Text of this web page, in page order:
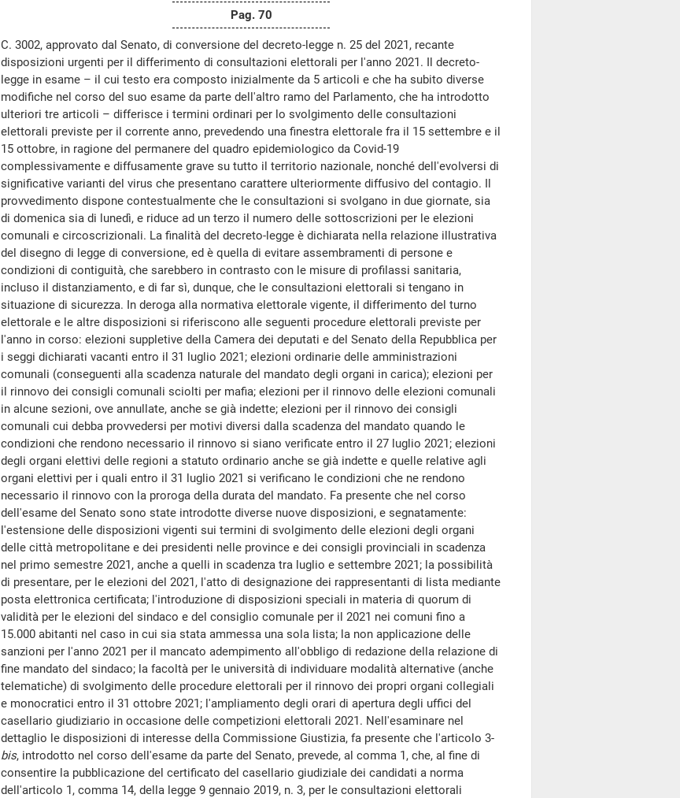
Pag. 70
C. 3002, approvato dal Senato, di conversione del decreto-legge n. 25 del 2021, recante
disposizioni urgenti per il differimento di consultazioni elettorali per l'anno 2021. Il decreto-
legge in esame – il cui testo era composto inizialmente da 5 articoli e che ha subito diverse
modifiche nel corso del suo esame da parte dell'altro ramo del Parlamento, che ha introdotto
ulteriori tre articoli – differisce i termini ordinari per lo svolgimento delle consultazioni
elettorali previste per il corrente anno, prevedendo una finestra elettorale fra il 15 settembre e il
15 ottobre, in ragione del permanere del quadro epidemiologico da Covid-19
complessivamente e diffusamente grave su tutto il territorio nazionale, nonché dell'evolversi di
significative varianti del virus che presentano carattere ulteriormente diffusivo del contagio. Il
provvedimento dispone contestualmente che le consultazioni si svolgano in due giornate, sia
di domenica sia di lunedì, e riduce ad un terzo il numero delle sottoscrizioni per le elezioni
comunali e circoscrizionali. La finalità del decreto-legge è dichiarata nella relazione illustrativa
del disegno di legge di conversione, ed è quella di evitare assembramenti di persone e
condizioni di contiguità, che sarebbero in contrasto con le misure di profilassi sanitaria,
incluso il distanziamento, e di far sì, dunque, che le consultazioni elettorali si tengano in
situazione di sicurezza. In deroga alla normativa elettorale vigente, il differimento del turno
elettorale e le altre disposizioni si riferiscono alle seguenti procedure elettorali previste per
l'anno in corso: elezioni suppletive della Camera dei deputati e del Senato della Repubblica per
i seggi dichiarati vacanti entro il 31 luglio 2021; elezioni ordinarie delle amministrazioni
comunali (conseguenti alla scadenza naturale del mandato degli organi in carica); elezioni per
il rinnovo dei consigli comunali sciolti per mafia; elezioni per il rinnovo delle elezioni comunali
in alcune sezioni, ove annullate, anche se già indette; elezioni per il rinnovo dei consigli
comunali cui debba provvedersi per motivi diversi dalla scadenza del mandato quando le
condizioni che rendono necessario il rinnovo si siano verificate entro il 27 luglio 2021; elezioni
degli organi elettivi delle regioni a statuto ordinario anche se già indette e quelle relative agli
organi elettivi per i quali entro il 31 luglio 2021 si verificano le condizioni che ne rendono
necessario il rinnovo con la proroga della durata del mandato. Fa presente che nel corso
dell'esame del Senato sono state introdotte diverse nuove disposizioni, e segnatamente:
l'estensione delle disposizioni vigenti sui termini di svolgimento delle elezioni degli organi
delle città metropolitane e dei presidenti nelle province e dei consigli provinciali in scadenza
nel primo semestre 2021, anche a quelli in scadenza tra luglio e settembre 2021; la possibilità
di presentare, per le elezioni del 2021, l'atto di designazione dei rappresentanti di lista mediante
posta elettronica certificata; l'introduzione di disposizioni speciali in materia di quorum di
validità per le elezioni del sindaco e del consiglio comunale per il 2021 nei comuni fino a
15.000 abitanti nel caso in cui sia stata ammessa una sola lista; la non applicazione delle
sanzioni per l'anno 2021 per il mancato adempimento all'obbligo di redazione della relazione di
fine mandato del sindaco; la facoltà per le università di individuare modalità alternative (anche
telematiche) di svolgimento delle procedure elettorali per il rinnovo dei propri organi collegiali
e monocratici entro il 31 ottobre 2021; l'ampliamento degli orari di apertura degli uffici del
casellario giudiziario in occasione delle competizioni elettorali 2021. Nell'esaminare nel
dettaglio le disposizioni di interesse della Commissione Giustizia, fa presente che l'articolo 3-
bis, introdotto nel corso dell'esame da parte del Senato, prevede, al comma 1, che, al fine di
consentire la pubblicazione del certificato del casellario giudiziale dei candidati a norma
dell'articolo 1, comma 14, della legge 9 gennaio 2019, n. 3, per le consultazioni elettorali